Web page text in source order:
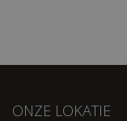
ONZE LOKATIE